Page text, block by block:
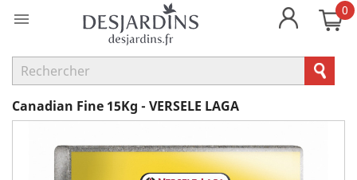
 0
Canadian Fine 15Kg - VERSELE LAGA